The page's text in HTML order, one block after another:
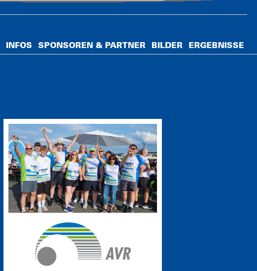
INFOS SPONSOREN & PARTNER BILDER ERGEBNISSE